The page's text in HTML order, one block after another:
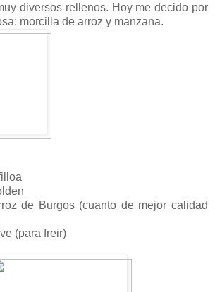
diversos rellenos. Hoy me decido por
morcilla de arroz y manzana.
de Burgos (cuanto de mejor calidad
(para freir)